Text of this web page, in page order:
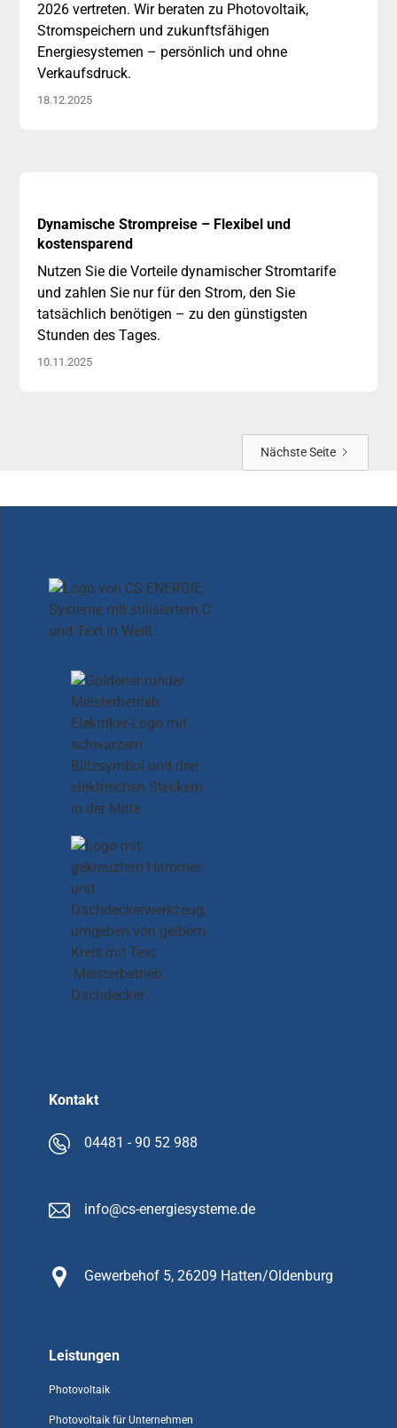
2026 vertreten. Wir beraten zu Photovoltaik,
Stromspeichern und zukunftsfähigen
Energiesystemen – persönlich und ohne
Verkaufsdruck.
18.12.2025
10
November
Dynamische Strompreise – Flexibel und
kostensparend
Nutzen Sie die Vorteile dynamischer Stromtarife
und zahlen Sie nur für den Strom, den Sie
tatsächlich benötigen – zu den günstigsten
Stunden des Tages.
10.11.2025
Nächste Seite
Kontakt
04481 - 90 52 988
info@cs-energiesysteme.de
Gewerbehof 5, 26209 Hatten/Oldenburg
Leistungen
Photovoltaik
Photovoltaik für Unternehmen